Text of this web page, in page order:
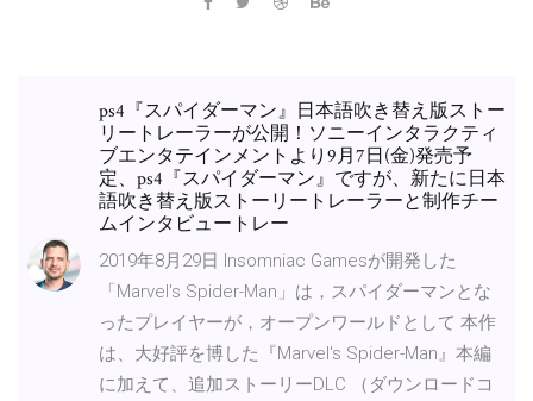
ps4『スパイダーマン』日本語吹き替え版ストー
リートレーラーが公開！ソニーインタラクティ
ブエンタテインメントより9月7日(金)発売予
定、ps4『スパイダーマン』ですが、新たに日本
語吹き替え版ストーリートレーラーと制作チー
ムインタビュートレー
2019年8月29日 Insomniac Gamesが開発した
「Marvel's Spider-Man」は，スパイダーマンとな
ったプレイヤーが，オープンワールドとして 本作
は、大好評を博した『Marvel's Spider-Man』本編
に加えて、追加ストーリーDLC （ダウンロードコ